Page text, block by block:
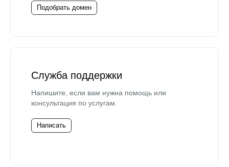
Подобрать домен
Служба поддержки
Напишите, если вам нужна помощь или
консультация по услугам.
Написать